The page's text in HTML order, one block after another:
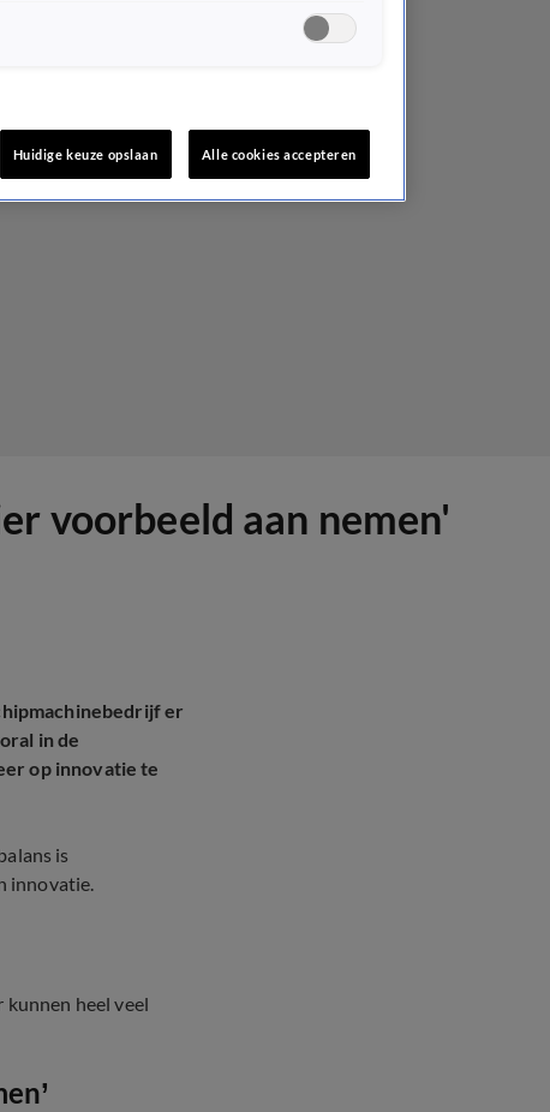
voorbeeld aan nemen'
er
in de
op innovatie te
is
innovatie.
heel veel
Huidige keuze opslaan Alle cookies accepteren